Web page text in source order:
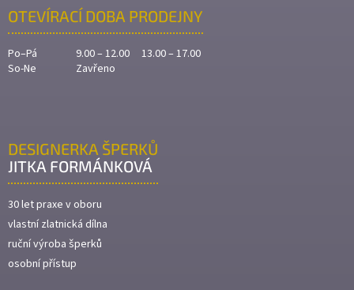
OTEVÍRACÍ DOBA PRODEJNY
Po–Pá
9.00 – 12.00 13.00 – 17.00
So-Ne
Zavřeno
DESIGNERKA ŠPERKŮ
JITKA FORMÁNKOVÁ
30 let praxe v oboru
vlastní zlatnická dílna
ruční výroba šperků
osobní přístup